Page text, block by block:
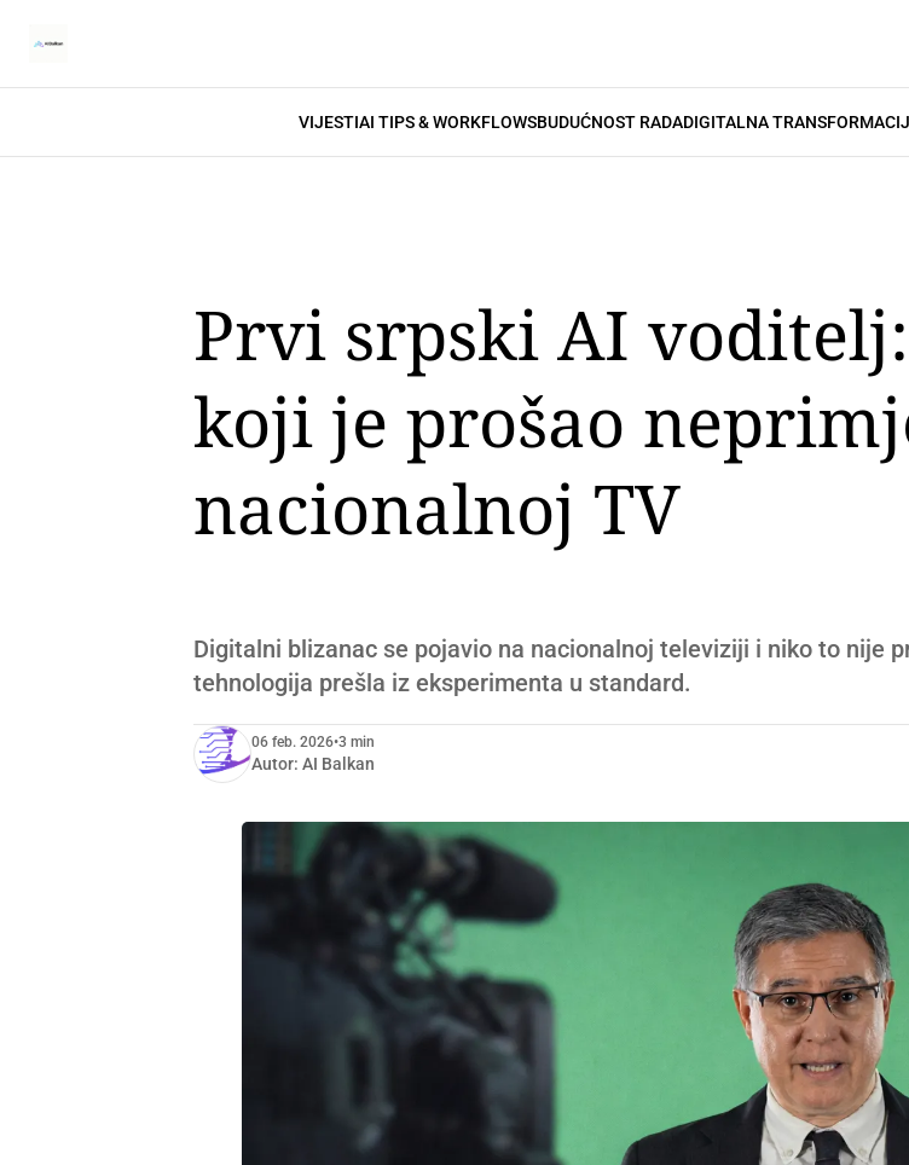
VIJESTIAI TIPS & WORKFLOWSBUDUĆNOST RADADIGITALNA
Prvi srpski AI
koji je prošao
nacionalnoj TV
Digitalni blizanac se pojavio na nacionalnoj televiziji i niko to nije
tehnologija prešla iz eksperimenta u standard.
06 feb. 2026•3 min
Autor: AI Balkan